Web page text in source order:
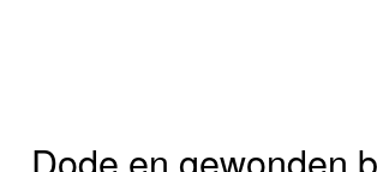
Dode en gewonden